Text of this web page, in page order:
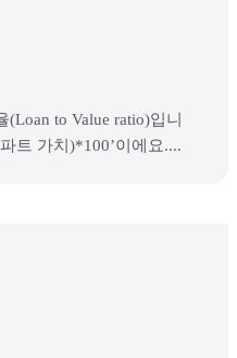
to Value ratio)입니
트 가치)*100’이에요....